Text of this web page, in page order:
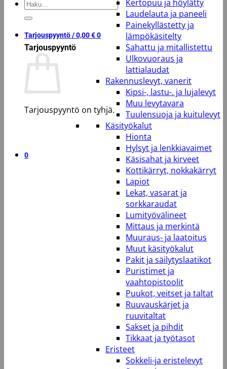
Etsi:
Tarjouspyyntö /0,00€0
Tarjouspyyntö
Tarjouspyyntö on tyhjä.
0
Kertopuu ja höylätty
Laudelauta ja paneeli
Painekyllästetty ja
lämpökäsitelty
Sahattu ja mitallistettu
Ulkovuoraus ja
lattialaudat
Rakennuslevyt, vanerit
Kipsi-, lastu-. ja lujalevyt
Muu levytavara
Tuulensuoja ja kuitulevyt
Käsityökalut
Hionta
Hylsyt ja lenkkiavaimet
Käsisahat ja kirveet
Kottikärryt, nokkakärryt
Lapiot
Lekat, vasarat ja
sorkkaraudat
Lumityövälineet
Mittaus ja merkintä
Muuraus- ja laatoitus
Muut käsityökalut
Pakit ja säilytyslaatikot
Puristimet ja
vaahtopistoolit
Puukot, veitset ja taltat
Ruuvauskärjet ja
ruuvitaltat
Sakset ja pihdit
Tikkaat ja työtasot
Eristeet
Sokkeli-ja eristelevyt